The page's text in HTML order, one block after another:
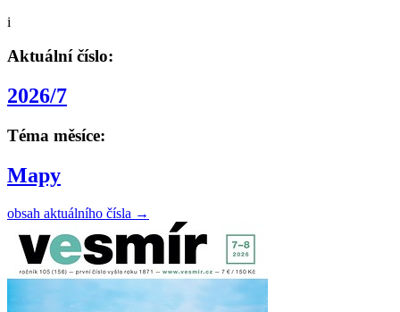
i
Aktuální číslo:
2026/7
Téma měsíce:
Mapy
obsah aktuálního čísla →